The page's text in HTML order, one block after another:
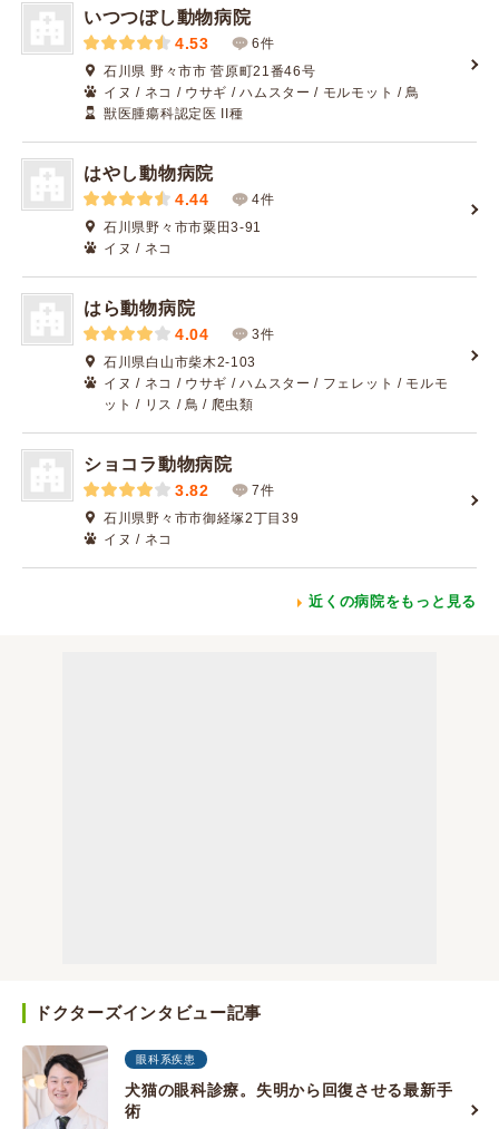
いつつぼし動物病院
4.53
6件
石川県 野々市市 菅原町21番46号
イヌ / ネコ / ウサギ / ハムスター / モルモット / 鳥
獣医腫瘍科認定医 II種
はやし動物病院
4.44
4件
石川県野々市市粟田3-91
イヌ / ネコ
はら動物病院
4.04
3件
石川県白山市柴木2-103
イヌ / ネコ / ウサギ / ハムスター / フェレット / モルモ
ット / リス / 鳥 / 爬虫類
ショコラ動物病院
3.82
7件
石川県野々市市御経塚2丁目39
イヌ / ネコ
近くの病院をもっと見る
ドクターズインタビュー記事
眼科系疾患
犬猫の眼科診療。失明から回復させる最新手
術